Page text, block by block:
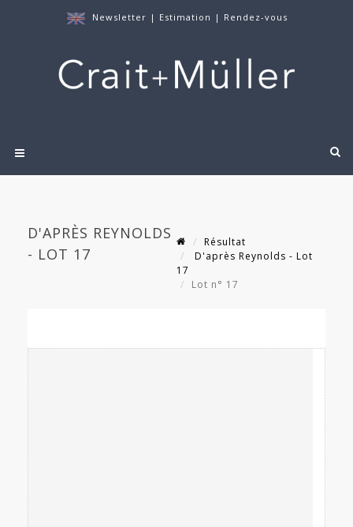
Newsletter | Estimation | Rendez-vous
D'APRÈS REYNOLDS
- LOT 17
Résultat
D'après Reynolds - Lot
17
Lot n° 17